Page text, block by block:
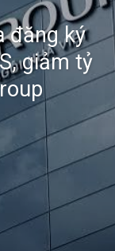
đăng ký
giảm tỷ